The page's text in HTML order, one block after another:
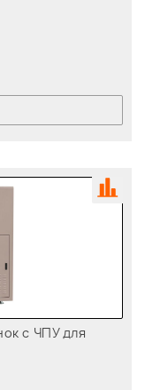
с ЧПУ для